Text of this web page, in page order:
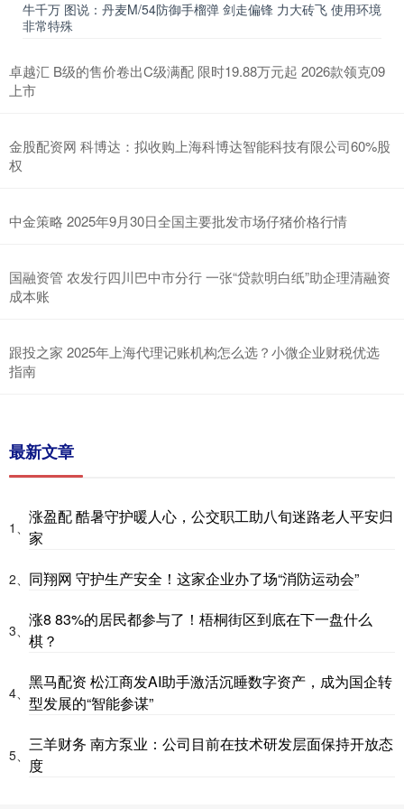
牛千万 图说：丹麦M/54防御手榴弹 剑走偏锋 力大砖飞 使用环境
非常特殊
卓越汇 B级的售价卷出C级满配 限时19.88万元起 2026款领克09
上市
金股配资网 科博达：拟收购上海科博达智能科技有限公司60%股
权
中金策略 2025年9月30日全国主要批发市场仔猪价格行情
国融资管 农发行四川巴中市分行 一张“贷款明白纸”助企理清融资
成本账
跟投之家 2025年上海代理记账机构怎么选？小微企业财税优选
指南
最新文章
1、
涨盈配 酷暑守护暖人心，公交职工助八旬迷路老人平安归
家
2、 同翔网 守护生产安全！这家企业办了场“消防运动会”
3、
涨8 83%的居民都参与了！梧桐街区到底在下一盘什么
棋？
4、
黑马配资 松江商发AI助手激活沉睡数字资产，成为国企转
型发展的“智能参谋”
5、
三羊财务 南方泵业：公司目前在技术研发层面保持开放态
度